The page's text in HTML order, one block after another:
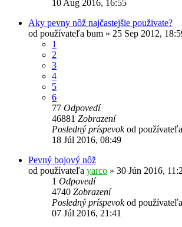
10 Aug 2016, 16:55
Aky pevny nôž najčastejšie použivate?
od používateľa bum » 25 Sep 2012,
1
2
3
4
5
6
77 Odpovedí
46881 Zobrazení
Posledný príspevokod používateľa
18 Júl 2016, 08:49
Pevný bojový nôž
od používateľa yarco » 30 Jún 2016,
1 Odpovedí
4740 Zobrazení
Posledný príspevokod používateľa
07 Júl 2016, 21:41